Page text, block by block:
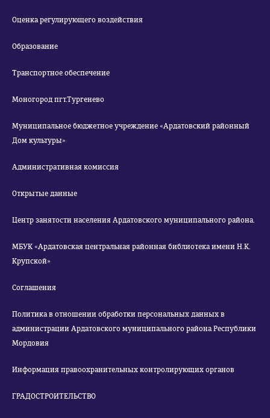
Оценка регулирующего воздействия
Образование
Транспортное обеспечение
Моногород пгт.Тургенево
Муниципальное бюджетное учреждение «Ардатовский районный
Дом культуры»
Административная комиссия
Открытые данные
Центр занятости населения Ардатовского муниципального района.
МБУК «Ардатовская центральная районная библиотека имени Н.К.
Крупской»
Соглашения
Политика в отношении обработки персональных данных в
администрации Ардатовского муниципального района Республики
Мордовия
Информация правоохранительных контролирующих органов
ГРАДОСТРОИТЕЛЬСТВО